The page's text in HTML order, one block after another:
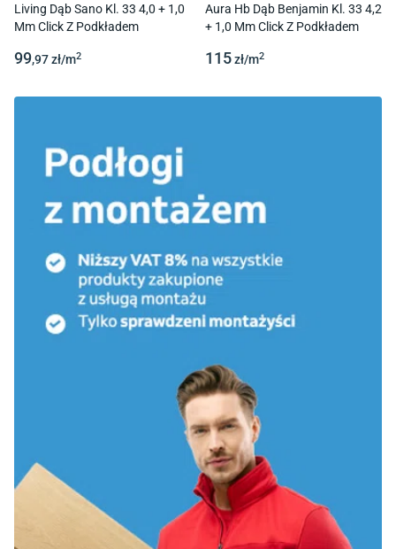
Living Dąb Sano Kl. 33 4,0 + 1,0
Mm Click Z Podkładem
99,97zł/m2
Aura Hb Dąb Benjamin Kl. 33 4,2
+ 1,0 Mm Click Z Podkładem
115zł/m2